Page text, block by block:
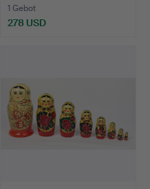
1 Gebot
278 USD